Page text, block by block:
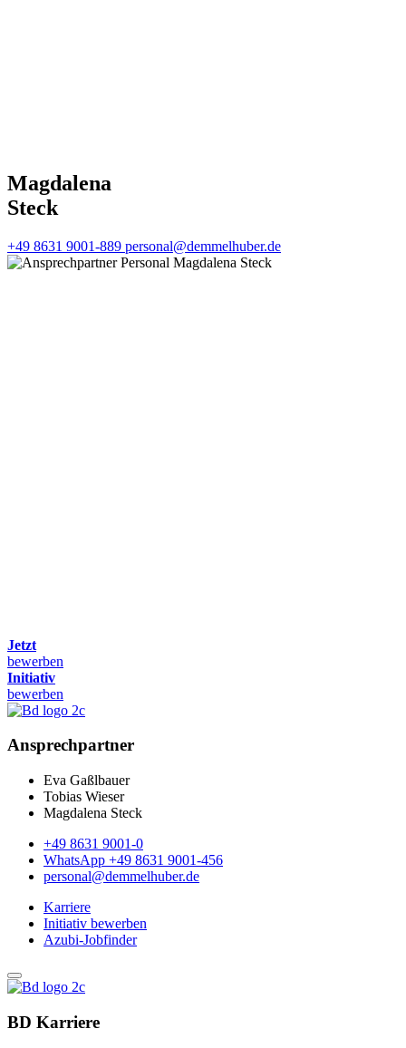
Magdalena
Steck
+49 8631 9001-889 personal@demmelhuber.de
Jetzt
bewerben
Initiativ
bewerben
Ansprechpartner
Eva Gaßlbauer
Tobias Wieser
Magdalena Steck
+49 8631 9001-0
WhatsApp +49 8631 9001-456
personal@demmelhuber.de
Karriere
Initiativ bewerben
Azubi-Jobfinder
BD Karriere